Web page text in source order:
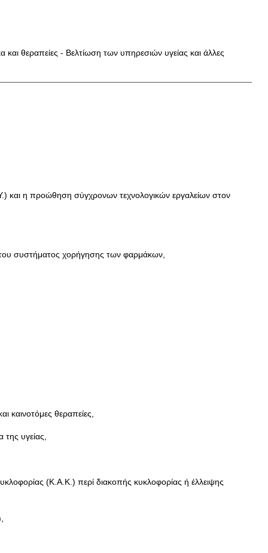
θεραπείες - Βελτίωση των υπηρεσιών υγείας και άλλες
και η προώθηση σύγχρονων τεχνολογικών εργαλείων στον
του συστήματος χορήγησης των φαρμάκων,
θεραπείες,
υγείας,
(Κ.Α.Κ.) περί διακοπής κυκλοφορίας ή έλλειψης